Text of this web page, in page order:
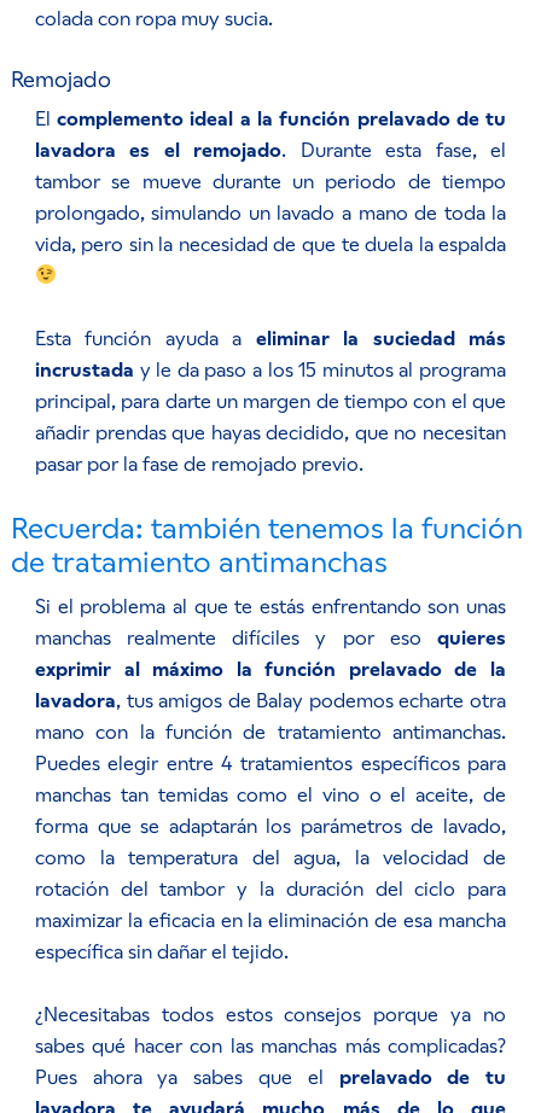
colada con ropa muy sucia.
Remojado
Elcomplemento ideal a la función prelavado de tu
lavadora es el remojado. Durante esta fase, el
tambor se mueve durante un periodo de tiempo
prolongado, simulando un lavado a mano de toda la
vida, pero sin la necesidad de que te duela la espalda
Esta función ayuda a eliminar la suciedad más
incrustada y le da paso a los 15 minutos al programa
principal, para darte un margen de tiempo con el que
añadir prendas que hayas decidido, que no necesitan
pasar por la fase de remojado previo.
Recuerda: también tenemos la función
de tratamiento antimanchas
Si el problema al que te estás enfrentando son unas
manchas realmente difíciles y por esoquieres
exprimir al máximo la función prelavado de la
lavadora, tus amigos de Balay podemos echarte otra
mano con la función de tratamiento antimanchas.
Puedes elegir entre 4 tratamientos específicos para
manchas tan temidas como el vino o el aceite, de
forma que se adaptarán los parámetros de lavado,
como la temperatura del agua, la velocidad de
rotación del tambor y la duración del ciclo para
maximizar la eficacia en la eliminación de esa mancha
específica sin dañar el tejido.
¿Necesitabas todos estos consejos porque ya no
sabes qué hacer con las manchas más complicadas?
Pues ahora ya sabes que el prelavado de tu